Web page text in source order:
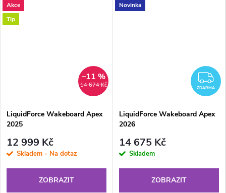
Akce
Tip
14 674 Kč
–11 %
LiquidForce Wakeboard Apex
2025
12 999 Kč
Skladem - Na dotaz
ZOBRAZIT
Novinka
ZDARMA
LiquidForce Wakeboard Apex
2026
14 675 Kč
Skladem
ZOBRAZIT